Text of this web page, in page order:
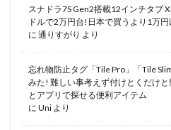
スナドラ7S Gen2搭載12インチタブ
ドルで2万円台!日本で買うより1万
に 通りすがり より
忘れ物防止タグ「Tile Pro」「Tile
みた! 難しい事考えず付けとくだけ
とアプリで探せる便利アイテム
に Uni より